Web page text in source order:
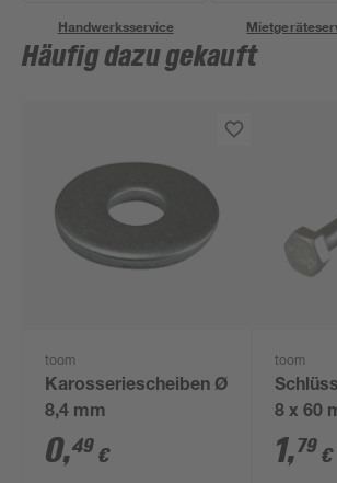
Handwerksservice
Häufig dazu gekauft
toom
Karosseriescheiben Ø
8,4 mm
0,49 €
toom
8 x 60
1,79 €